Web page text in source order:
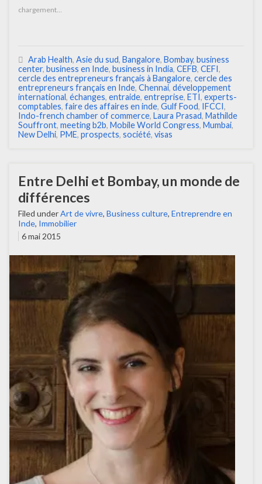
chargement…
Arab Health, Asie du sud, Bangalore, Bombay, business
center, business en Inde, business in India, CEFB, CEFI,
cercle des entrepreneurs français à Bangalore, cercle des
entrepreneurs français en Inde, Chennai, développement
international, échanges, entraide, entreprise, ETI, experts-
comptables, faire des affaires en inde, Gulf Food, IFCCI,
Indo-french chamber of commerce, Laura Prasad, Mathilde
Souffront, meeting b2b, Mobile World Congress, Mumbai,
New Delhi, PME, prospects, société, visas
Entre Delhi et Bombay, un monde de
différences
Filed underArt de vivre, Business culture, Entreprendre en
Inde, Immobilier
6 mai 2015